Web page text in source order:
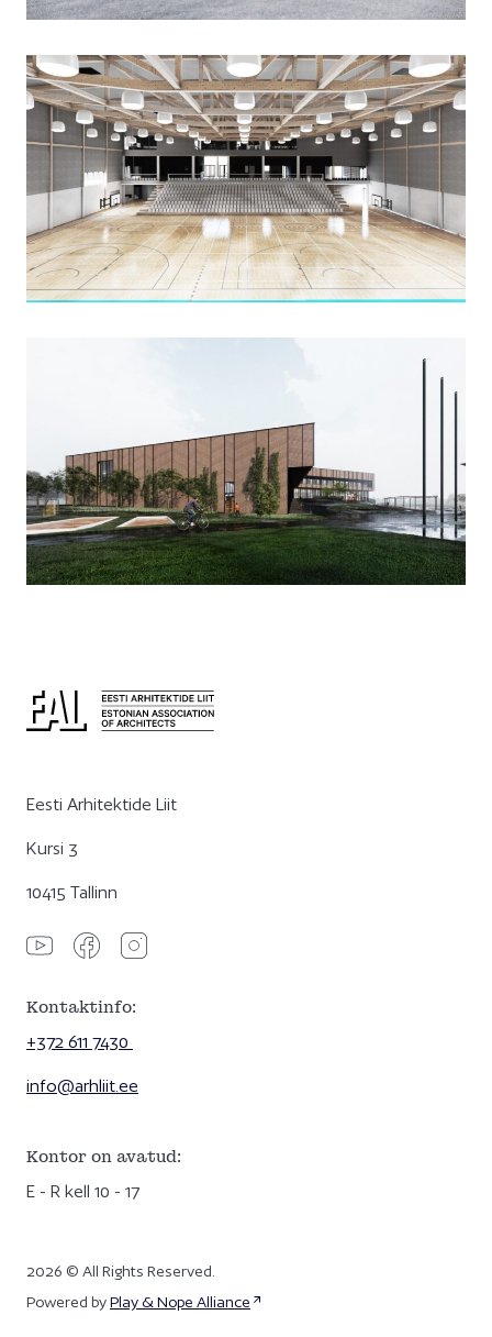
Eesti Arhitektide Liit
Kursi 3
10415 Tallinn
Kontaktinfo:
+372 611 7430
info@arhliit.ee
Kontor on avatud:
E - R kell 10 - 17
2026 © All Rights Reserved.
Powered byPlay & Nope Alliance